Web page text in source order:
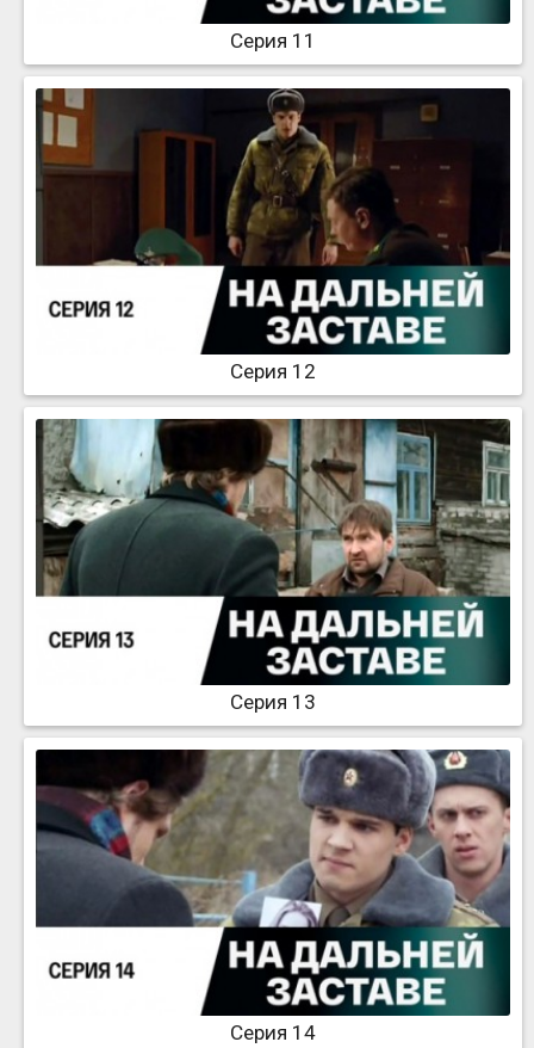
Серия 11
Серия 12
Серия 13
Серия 14